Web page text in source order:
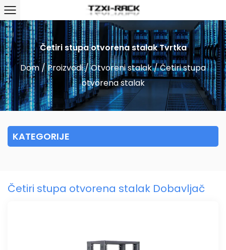
Četiri stupa otvorena stalak Tvrtka
Dom/Proizvodi/Otvoreni stalak/Četiri stupa
otvorena stalak
KATEGORIJE
Četiri stupa otvorena stalak Dobavljač